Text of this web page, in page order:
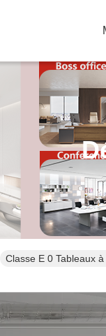
Classe E 0 Tableaux